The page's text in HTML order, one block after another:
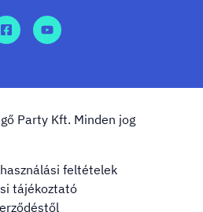
Party Kft. Minden jog
feltételek
tájékoztató